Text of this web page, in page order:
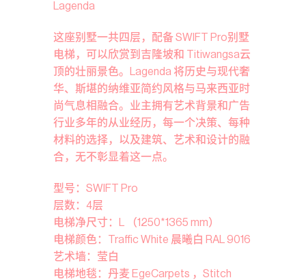
Lagenda
这座别墅一共四层，配备 SWIFT Pro别墅
电梯，可以欣赏到吉隆坡和 Titiwangsa云
顶的壮丽景色。Lagenda 将历史与现代奢
华、斯堪的纳维亚简约风格与马来西亚时
尚气息相融合。业主拥有艺术背景和广告
行业多年的从业经历，每一个决策、每种
材料的选择，以及建筑、艺术和设计的融
合，无不彰显着这一点。
型号：SWIFT Pro
层数：4层
电梯净尺寸：L （1250*1365 mm）
电梯颜色：Traffic White 晨曦白 RAL 9016
艺术墙：莹白
电梯地毯：丹麦 EgeCarpets ，Stitch